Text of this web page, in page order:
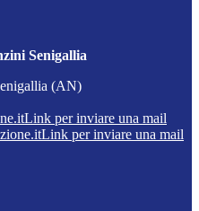
Senigallia
(AN)
Link per inviare una mail
Link per inviare una mail